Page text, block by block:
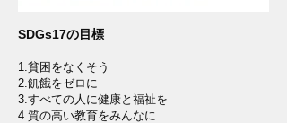
SDGs17の目標
1.貧困をなくそう
2.飢餓をゼロに
3.すべての人に健康と福祉を
4.質の高い教育をみんなに